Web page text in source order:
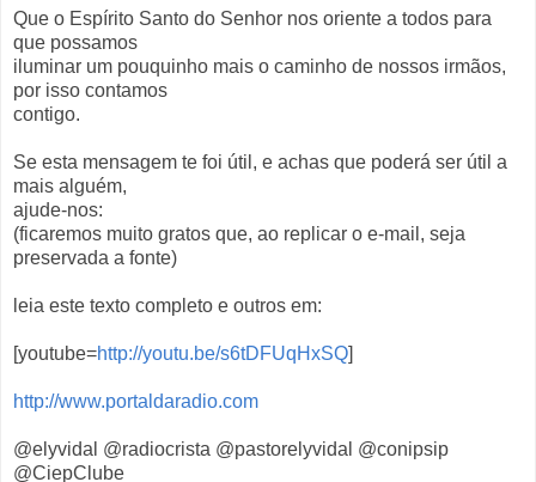
Que o Espírito Santo do Senhor nos oriente a todos para
que possamos
iluminar um pouquinho mais o caminho de nossos irmãos,
por isso contamos
contigo.
Se esta mensagem te foi útil, e achas que poderá ser útil a
mais alguém,
ajude-nos:
(ficaremos muito gratos que, ao replicar o e-mail, seja
preservada a fonte)
leia este texto completo e outros em:
[youtube=http://youtu.be/s6tDFUqHxSQ]
http://www.portaldaradio.com
@elyvidal @radiocrista @pastorelyvidal @conipsip
@CiepClube